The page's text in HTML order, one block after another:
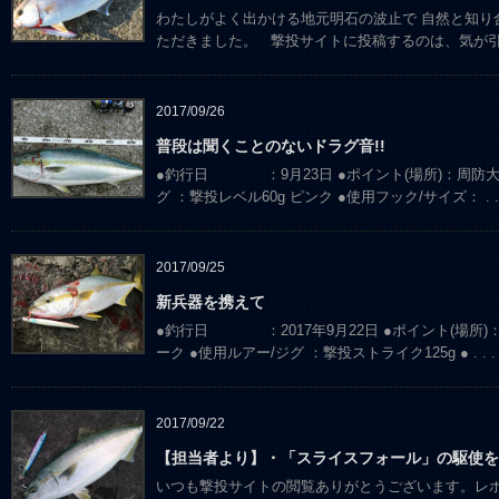
わたしがよく出かける地元明石の波止で 自然と知
ただきました。 撃投サイトに投稿するのは、気が
2017/09/26
普段は聞くことのないドラグ音!!
●釣行日 ：9月23日 ●ポイント(場所)：周
グ ：撃投レベル60g ピンク ●使用フック/サイズ：.
2017/09/25
新兵器を携えて
●釣行日 ：2017年9月22日 ●ポイント(場
ーク ●使用ルアー/ジグ ：撃投ストライク125g ●. . .
2017/09/22
【担当者より】・「スライスフォール」の駆使
いつも撃投サイトの閲覧ありがとうございます。レ